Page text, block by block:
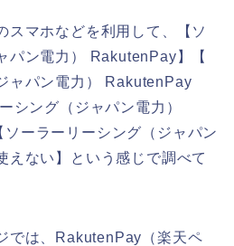
スマホなどを利用して、【ソ
パン電力） RakutenPay】【
ャパン電力） RakutenPay
シング（ジャパン電力）
ーラーリーシング（ジャパン
ない】という感じで調べて
では、RakutenPay（楽天ペ